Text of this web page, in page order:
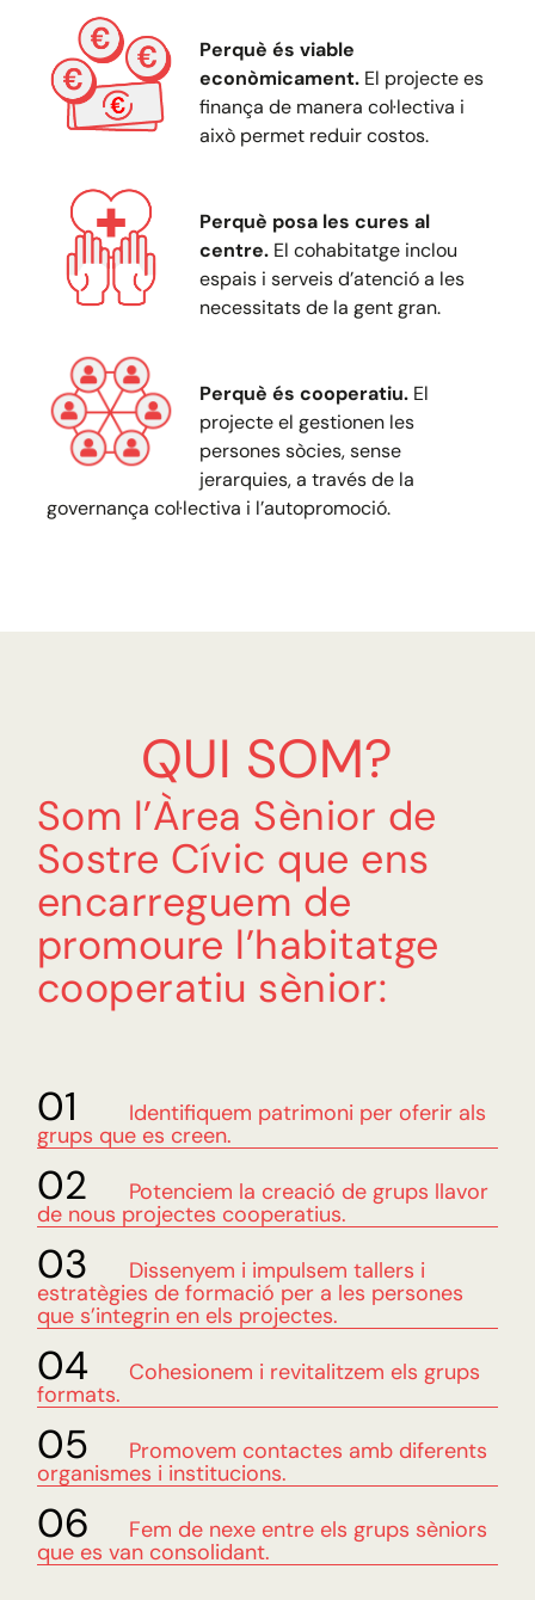
Perquè és viable
econòmicament.El projecte es
finança de manera col·lectiva i
això permet reduir costos.
Perquè posa les cures al
centre.El cohabitatge inclou
espais i serveis d’atenció a les
necessitats de la gent gran.
Perquè és cooperatiu.El
projecte el gestionen les
persones sòcies, sense
jerarquies, a través de la
governança col·lectiva i l’autopromoció.
QUI SOM?
Som l’Àrea Sènior de
Sostre Cívic que ens
encarreguem de
promoure l’habitatge
cooperatiu sènior:
Identifiquem patrimoni per oferir als
grups que es creen.
Potenciem la creació de grups llavor
de nous projectes cooperatius.
Dissenyem i impulsem tallers i
estratègies de formació per a les persones
que s’integrin en els projectes.
Cohesionem i revitalitzem els grups
formats.
Promovem contactes amb diferents
organismes i institucions.
Fem de nexe entre els grups sèniors
que es van consolidant.